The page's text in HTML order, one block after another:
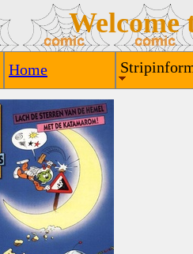
Welcome
Home